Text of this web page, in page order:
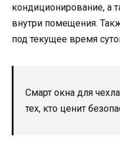
кондиционирование, а
внутри помещения.
под текущее время
Смарт окна для
тех, кто ценит